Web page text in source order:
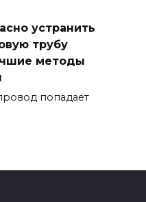
устранить
трубу
методы
попадает